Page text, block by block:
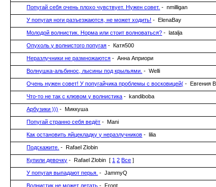
Попугай себя очень плохо чувствует. Нужен совет. - nmilligan
У попугая ноги разъезжаются, не может ходить! - ElenaBay
Молодой волнистик. Норма или стоит волноваться? - latalja
Опухоль у волнистого попугая - Катя500
Неразлучники не размножаются - Анна Априори
Волнушка-альбинос, лысины под крыльями. - Welli
Очень нужен совет! У попугайчика проблемы с восковицей( - Евгения
Что-то не так с клювом у волнистика - kandiboba
Арбузики ))) - Миккуша
Попугай странно себя ведёт - Mani
Как остановить яйцекладку у неразлучников - lilia
Подскажите. - Rafael Zlobin
Купили девочку - Rafael Zlobin [ 1 2 Все ]
У попугая выпадают перья. - JammyQ
Волнистик не может летать - Front